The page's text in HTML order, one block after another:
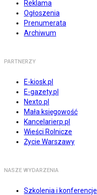
Reklama
Ogłoszenia
Prenumerata
Archiwum
PARTNERZY
E-kiosk.pl
E-gazety.pl
Nexto.pl
Mała księgowość
Kancelarierp.pl
Wieści Rolnicze
Życie Warszawy
NASZE WYDARZENIA
Szkolenia i konferencje